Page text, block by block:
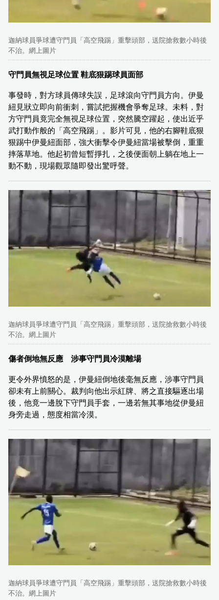
迦納球員爭球遭守門員「高空飛踢」重擊頭部，送院搶救數小時後
不治。網上圖片
守門員無視足球位置 鞋底狠踢球員面部
事發時，對方球員傳球失誤，足球滾向守門員方向。伊曼
紐見狀立即向前衝刺，嘗試把握機會爭奪足球。未料，對
方守門員竟完全無視足球位置，突然騰空躍起，使出近乎
武打動作般的「高空飛踢」。影片可見，他的右腳鞋底狠
狠踢中伊曼紐面部，強大衝擊令伊曼紐當場被擊倒，重重
摔落草地。他起初曾短暫掙扎，之後便面朝上躺在地上一
動不動，現場觀眾隨即發出驚呼聲。
迦納球員爭球遭守門員「高空飛踢」重擊頭部，送院搶救數小時後
不治。網上圖片
傷者倒地無反應 涉事守門員冷漠離場
更令外界憤怒的是，伊曼紐倒地後毫無反應，涉事守門員
卻未有上前關心。裁判向他出示紅牌、將之直接驅逐出場
後，他竟一邊脫下守門員手套，一邊若無其事地從伊曼紐
身旁走過，態度相當冷漠。
迦納球員爭球遭守門員「高空飛踢」重擊頭部，送院搶救數小時後
不治。網上圖片